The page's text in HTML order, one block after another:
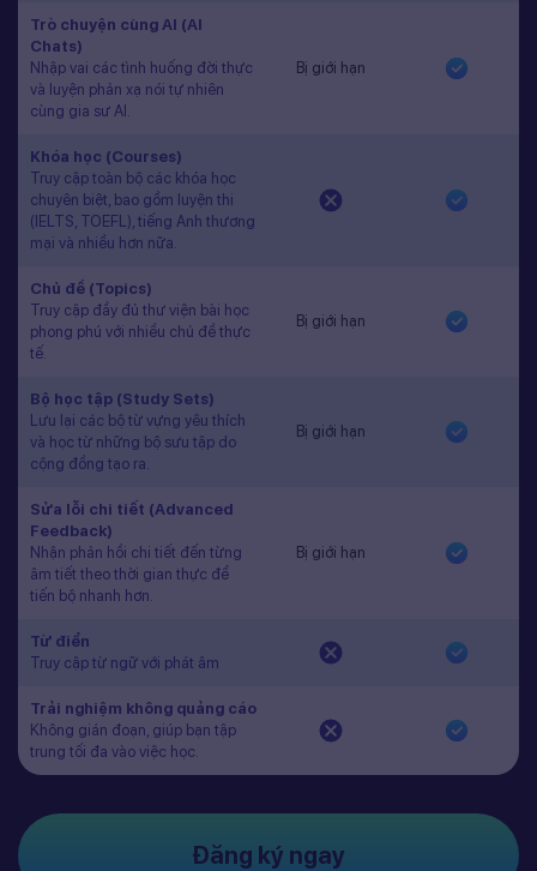
Trò chuyện cùng AI (AI
Chats)
Nhập vai các tình huống đời thực
và luyện phản xạ nói tự nhiên
cùng gia sư AI.
Bị giới hạn
Khóa học (Courses)
Truy cập toàn bộ các khóa học
chuyên biệt, bao gồm luyện thi
(IELTS, TOEFL), tiếng Anh thương
mại và nhiều hơn nữa.
Chủ đề (Topics)
Truy cập đầy đủ thư viện bài học
phong phú với nhiều chủ đề thực
tế.
Bị giới hạn
Bộ học tập (Study Sets)
Lưu lại các bộ từ vựng yêu thích
và học từ những bộ sưu tập do
cộng đồng tạo ra.
Bị giới hạn
Sửa lỗi chi tiết (Advanced
Feedback)
Nhận phản hồi chi tiết đến từng
âm tiết theo thời gian thực để
tiến bộ nhanh hơn.
Bị giới hạn
Từ điển
Truy cập từ ngữ với phát âm
Trải nghiệm không quảng cáo
Không gián đoạn, giúp bạn tập
trung tối đa vào việc học.
Đăng ký ngay